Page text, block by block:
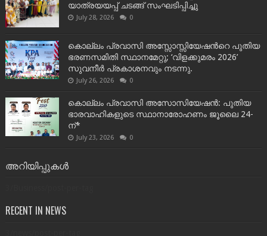
യാത്രയയപ്പ് ചടങ്ങ് സംഘടിപ്പിച്ചു
July 28, 2026 0
കൊല്ലം പ്രവാസി അസ്സോസ്സിയേഷന്‍റെ പുതിയ
ഭരണസമിതി സ്ഥാനമേറ്റു; ‘വിളക്കുമരം 2026’
സുവനീർ പ്രകാശനവും നടന്നു.
July 26, 2026 0
കൊല്ലം പ്രവാസി അസോസിയേഷൻ: പുതിയ
ഭാരവാഹികളുടെ സ്ഥാനാരോഹണം ജൂലൈ 24-
ന്*
July 23, 2026 0
അറിയിപ്പുകൾ
RECENT IN NEWS